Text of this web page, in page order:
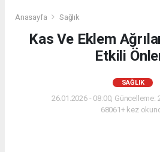
Anasayfa Sağlık
Kas Ve Eklem
Etkili
SAĞLIK
26.01.2026 - 08:00, Güncelleme:
68061+ kez